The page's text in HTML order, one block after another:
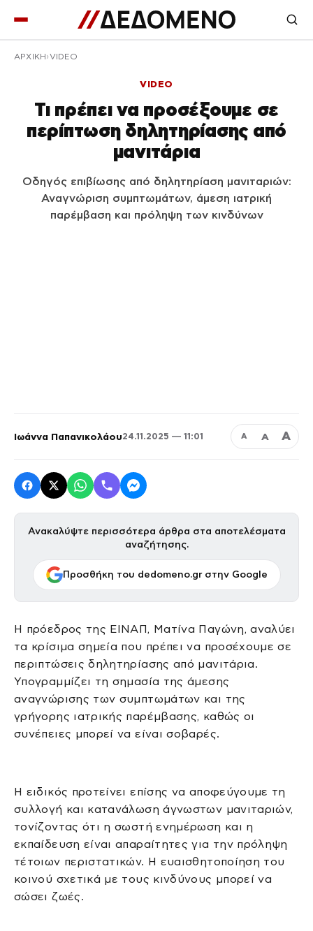
ΑΡΧΙΚΉ VIDEO
VIDEO
Τι πρέπει να προσέξουμε σε
περίπτωση δηλητηρίασης από
μανιτάρια
Οδηγός επιβίωσης από δηλητηρίαση μανιταριών:
Αναγνώριση συμπτωμάτων, άμεση ιατρική
παρέμβαση και πρόληψη των κινδύνων
Ιωάννα Παπανικολάου24.11.2025 — 11:01 Α Α Α
Ανακαλύψτε περισσότερα άρθρα στα αποτελέσματα
αναζήτησης.
Προσθήκη του dedomeno.gr στην Google
Η πρόεδρος της ΕΙΝΑΠ, Ματίνα Παγώνη, αναλύει
τα κρίσιμα σημεία που πρέπει να προσέχουμε σε
περιπτώσεις δηλητηρίασης από μανιτάρια.
Υπογραμμίζει τη σημασία της άμεσης
αναγνώρισης των συμπτωμάτων και της
γρήγορης ιατρικής παρέμβασης, καθώς οι
συνέπειες μπορεί να είναι σοβαρές.
Η ειδικός προτείνει επίσης να αποφεύγουμε τη
συλλογή και κατανάλωση άγνωστων μανιταριών,
τονίζοντας ότι η σωστή ενημέρωση και η
εκπαίδευση είναι απαραίτητες για την πρόληψη
τέτοιων περιστατικών. Η ευαισθητοποίηση του
κοινού σχετικά με τους κινδύνους μπορεί να
σώσει ζωές.